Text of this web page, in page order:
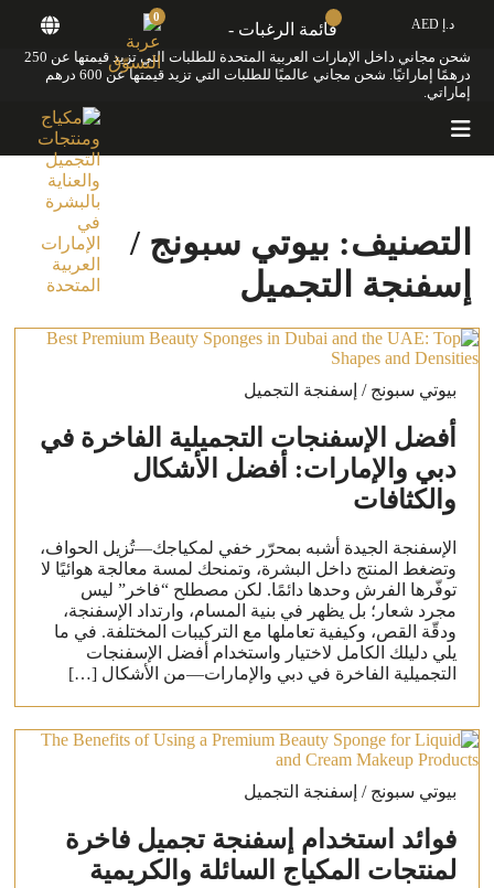
شحن مجاني داخل الإمارات العربية المتحدة للطلبات التي تزيد قيمتها عن 250
درهمًا إماراتيًا. شحن مجاني عالميًا للطلبات التي تزيد قيمتها عن 600 درهم
إماراتي.
التصنيف: بيوتي سبونج /
إسفنجة التجميل
بيوتي سبونج / إسفنجة التجميل
أفضل الإسفنجات التجميلية الفاخرة في
دبي والإمارات: أفضل الأشكال
والكثافات
الإسفنجة الجيدة أشبه بمحرّر خفي لمكياجك—تُزيل الحواف،
وتضغط المنتج داخل البشرة، وتمنحك لمسة معالجة هوائيًا لا
توفّرها الفرش وحدها دائمًا. لكن مصطلح “فاخر” ليس
مجرد شعار؛ بل يظهر في بنية المسام، وارتداد الإسفنجة،
ودقّة القص، وكيفية تعاملها مع التركيبات المختلفة. في ما
يلي دليلك الكامل لاختيار واستخدام أفضل الإسفنجات
التجميلية الفاخرة في دبي والإمارات—من الأشكال […]
بيوتي سبونج / إسفنجة التجميل
فوائد استخدام إسفنجة تجميل فاخرة
لمنتجات المكياج السائلة والكريمية
د.إ AED قائمة الرغبات -
0